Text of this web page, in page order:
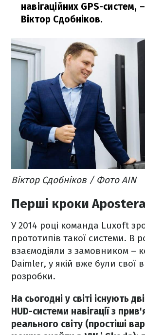
навігаційних GPS-систем,
Віктор Сдобніков.
Віктор Сдобніков / Фото AIN
Перші кроки Apostera
У 2014 році команда Luxoft
прототипів такої системи. В
взаємодіяли з замовником –
Daimler, у якій вже були свої
розробки.
На сьогодні у світі існують
HUD-системи навігації з
реального світу (простіші